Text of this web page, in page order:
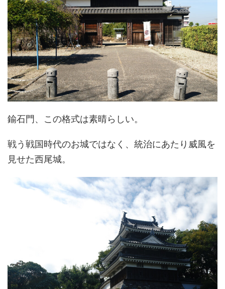
鍮石門、この格式は素晴らしい。
戦う戦国時代のお城ではなく、統治にあたり威風を
見せた西尾城。